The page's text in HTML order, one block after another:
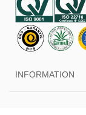
INFORMATION